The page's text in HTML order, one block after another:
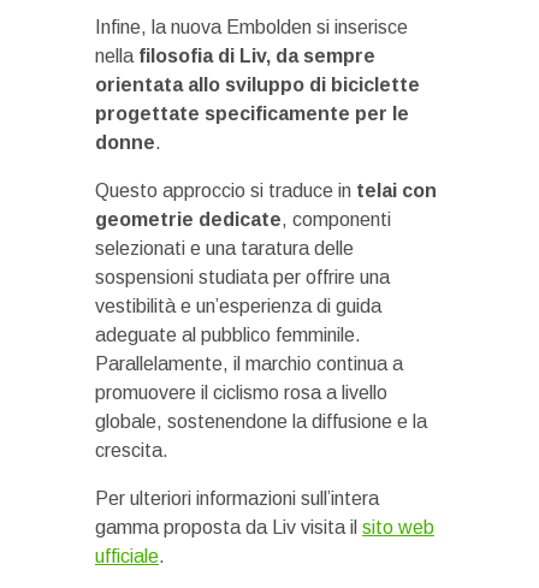
Infine, la nuova Embolden si inserisce
nella filosofia di Liv, da sempre
orientata allo sviluppo di biciclette
progettate specificamente per le
donne.
Questo approccio si traduce in telai con
geometrie dedicate, componenti
selezionati e una taratura delle
sospensioni studiata per offrire una
vestibilità e un’esperienza di guida
adeguate al pubblico femminile.
Parallelamente, il marchio continua a
promuovere il ciclismo rosa a livello
globale, sostenendone la diffusione e la
crescita.
Per ulteriori informazioni sull’intera
gamma proposta da Liv visita il sito web
ufficiale.